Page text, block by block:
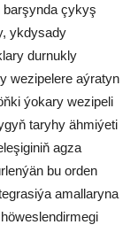
barşynda çykyş
ykdysady
durnukly
wezipelere aýratyn
ýokary wezipeli
taryhy ähmiýeti
agza
bu orden
amallaryna